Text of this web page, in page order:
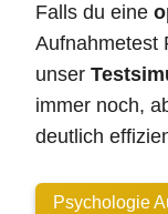
Falls du eine
Aufnahmetest
unser
immer noch,
deutlich
Psychologie